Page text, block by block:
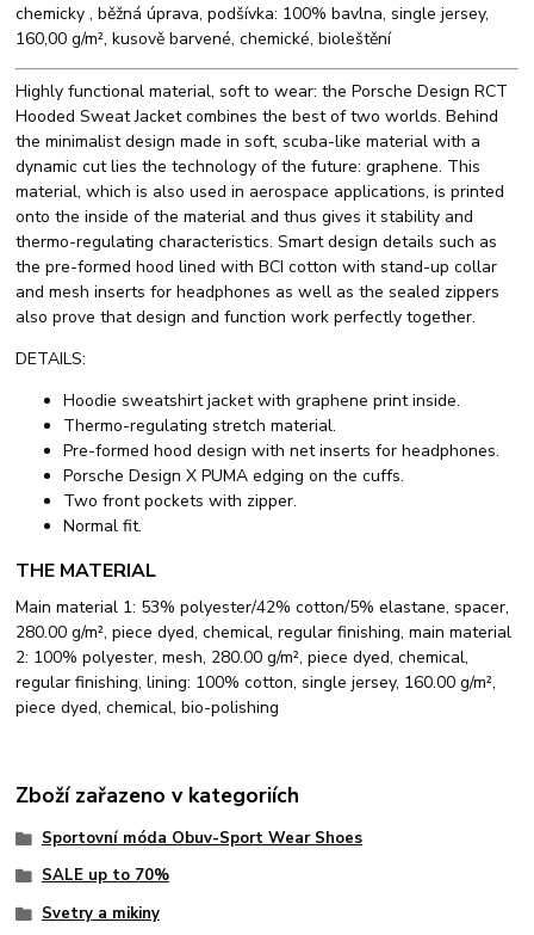
chemicky , běžná úprava, podšívka: 100% bavlna, single jersey,
160,00 g/m², kusově barvené, chemické, bioleštění
Highly functional material, soft to wear: the Porsche Design RCT
Hooded Sweat Jacket combines the best of two worlds. Behind
the minimalist design made in soft, scuba-like material with a
dynamic cut lies the technology of the future: graphene. This
material, which is also used in aerospace applications, is printed
onto the inside of the material and thus gives it stability and
thermo-regulating characteristics. Smart design details such as
the pre-formed hood lined with BCI cotton with stand-up collar
and mesh inserts for headphones as well as the sealed zippers
also prove that design and function work perfectly together.
DETAILS:
Hoodie sweatshirt jacket with graphene print inside.
Thermo-regulating stretch material.
Pre-formed hood design with net inserts for headphones.
Porsche Design X PUMA edging on the cuffs.
Two front pockets with zipper.
Normal fit.
THE MATERIAL
Main material 1: 53% polyester/42% cotton/5% elastane, spacer,
280.00 g/m², piece dyed, chemical, regular finishing, main material
2: 100% polyester, mesh, 280.00 g/m², piece dyed, chemical,
regular finishing, lining: 100% cotton, single jersey, 160.00 g/m²,
piece dyed, chemical, bio-polishing
Zboží zařazeno v kategoriích
Sportovní móda Obuv-Sport Wear Shoes
SALE up to 70%
Svetry a mikiny